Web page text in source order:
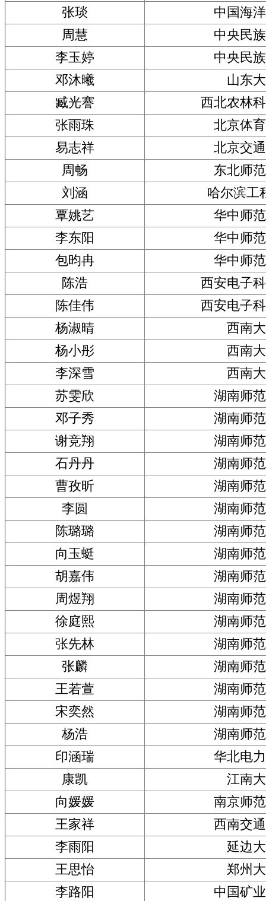
张琰
中国海
周慧
中央民
李玉婷
中央民
邓沐曦
山东
臧光謇
西北农林
张雨珠
北京体
易志祥
北京交
周畅
东北师
刘涵
哈尔滨工
覃姚艺
华中师
李东阳
华中师
包昀冉
华中师
陈浩
西安电子
陈佳伟
西安电子
杨淑晴
西南
杨小彤
西南
李深雪
西南
苏雯欣
湖南师
邓子秀
湖南师
谢竞翔
湖南师
石丹丹
湖南师
曹孜昕
湖南师
李圆
湖南师
陈璐璐
湖南师
向玉蜓
湖南师
胡嘉伟
湖南师
周煜翔
湖南师
徐庭熙
湖南师
张先林
湖南师
张麟
湖南师
王若萱
湖南师
宋奕然
湖南师
杨浩
湖南师
印涵瑞
华北电
康凯
江南
向媛媛
南京师
王家祥
西南交
李雨阳
延边
王思怡
郑州
李路阳
中国矿